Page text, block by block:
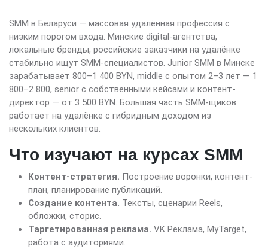
SMM в Беларуси — массовая удалённая профессия с
низким порогом входа. Минские digital-агентства,
локальные бренды, российские заказчики на удалёнке
стабильно ищут SMM-специалистов. Junior SMM в Минске
зарабатывает 800–1 400 BYN, middle с опытом 2–3 лет — 1
800–2 800, senior с собственными кейсами и контент-
директор — от 3 500 BYN. Большая часть SMM-щиков
работает на удалёнке с гибридным доходом из
нескольких клиентов.
Что изучают на курсах SMM
Контент-стратегия. Построение воронки, контент-
план, планирование публикаций.
Создание контента. Тексты, сценарии Reels,
обложки, сторис.
Таргетированная реклама. VK Реклама, MyTarget,
работа с аудиториями.